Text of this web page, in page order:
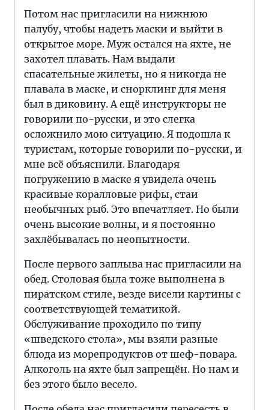
Потом нас пригласили на нижнюю
палубу, чтобы надеть маски и выйти в
открытое море. Муж остался на яхте, не
захотел плавать. Нам выдали
спасательные жилеты, но я никогда не
плавала в маске, и снорклинг для меня
был в диковину. А ещё инструкторы не
говорили по-русски, и это слегка
осложнило мою ситуацию. Я подошла к
туристам, которые говорили по-русски, и
мне всё объяснили. Благодаря
погружению в маске я увидела очень
красивые коралловые рифы, стаи
необычных рыб. Это впечатляет. Но были
очень высокие волны, и я постоянно
захлёбывалась по неопытности.
После первого заплыва нас пригласили на
обед. Столовая была тоже выполнена в
пиратском стиле, везде висели картины с
соответствующей тематикой.
Обслуживание проходило по типу
«шведского стола», мы взяли разные
блюда из морепродуктов от шеф-повара.
Алкоголь на яхте был запрещён. Но нам и
без этого было весело.